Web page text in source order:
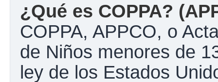
¿Qué es COPPA?
COPPA, APPCO, o
de Niños menores de
ley de los Estados